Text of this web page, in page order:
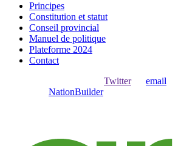
Principes
Constitution et statut
Conseil provincial
Manuel de politique
Plateforme 2024
Contact
Twitterou email
NationBuilder